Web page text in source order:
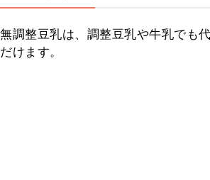
無調整豆乳は、調整豆乳や牛乳でも
だけます。